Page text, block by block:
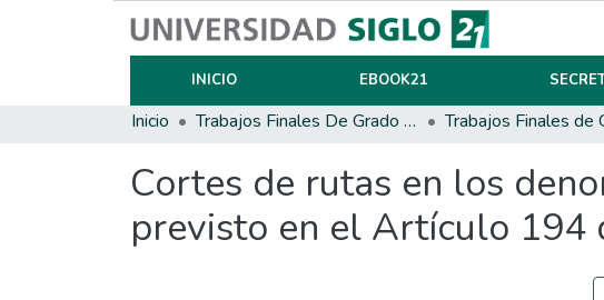
INICIO EBOOK21
Inicio Trabajos Finales De Grado Y Posgrado Trabajos Finales de
Cortes de rutas en los
previsto en el Artículo 194